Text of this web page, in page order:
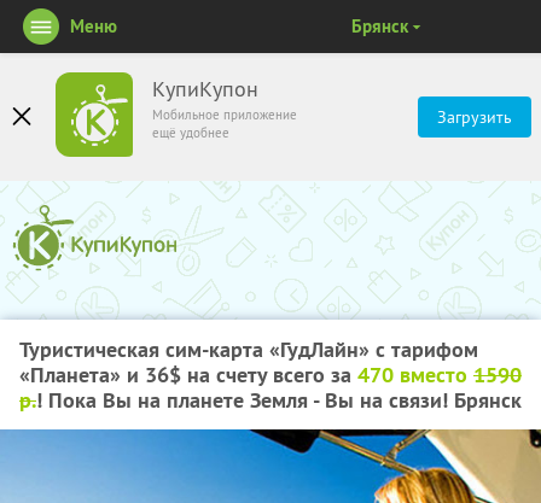
КупиКупон
Мобильное приложение
ещё удобнее
Загрузить
Меню Брянск
Туристическая сим-карта «ГудЛайн» с тарифом
«Планета» и 36$ на счету всего за 470 вместо 1590
р.! Пока Вы на планете Земля - Вы на связи! Брянск